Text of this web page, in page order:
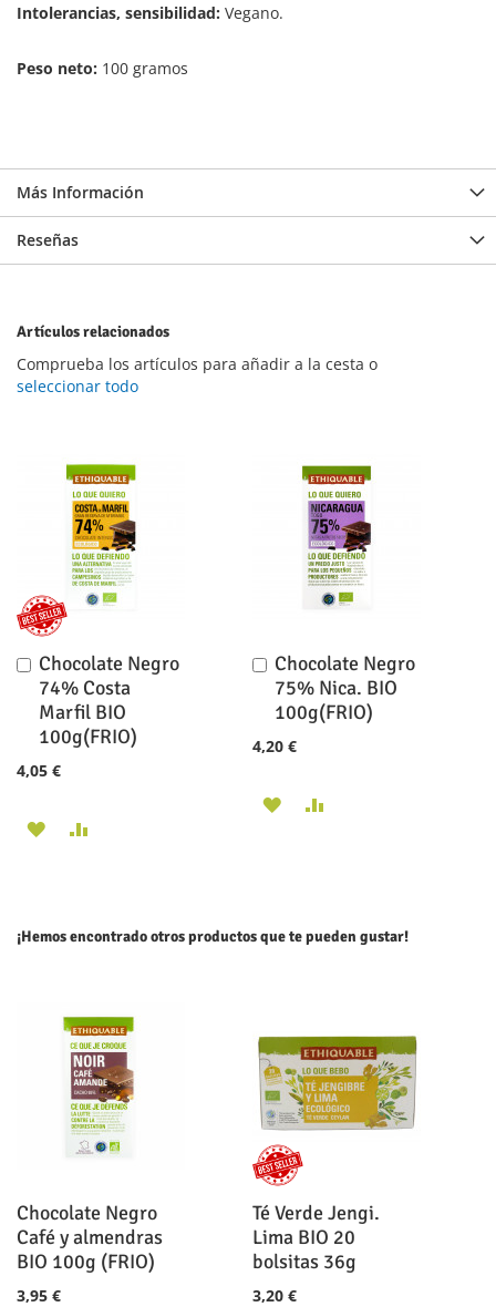
Intolerancias, sensibilidad: Vegano.
Peso neto: 100 gramos
Más Información
Reseñas
Artículos relacionados
Comprueba los artículos para añadir a la cesta o
seleccionar todo
Chocolate Negro
74% Costa
Marfil BIO
100g(FRIO)
4,05 €
Añadir
al
carrito
AÑADIR
LISTA
DESEOS
Chocolate Negro
75% Nica. BIO
100g(FRIO)
4,20 €
Añadir
al
carrito
AÑADIR
¡Hemos encontrado otros productos que te pueden gustar!
Chocolate Negro
Café y almendras
BIO 100g (FRIO)
3,95 €
Té Verde Jengi.
Lima BIO 20
bolsitas 36g
3,20 €